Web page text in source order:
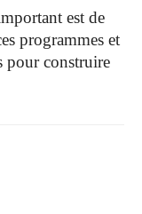
est de
programmes et
pour construire